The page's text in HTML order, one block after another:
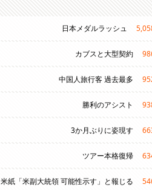
日本メダルラッシュ
カブスと大型契約
中国人旅行客 過去最多
勝利のアシスト
3か月ぶりに姿現す
ツアー本格復帰
米紙「米副大統領 可能性示す」と報じる